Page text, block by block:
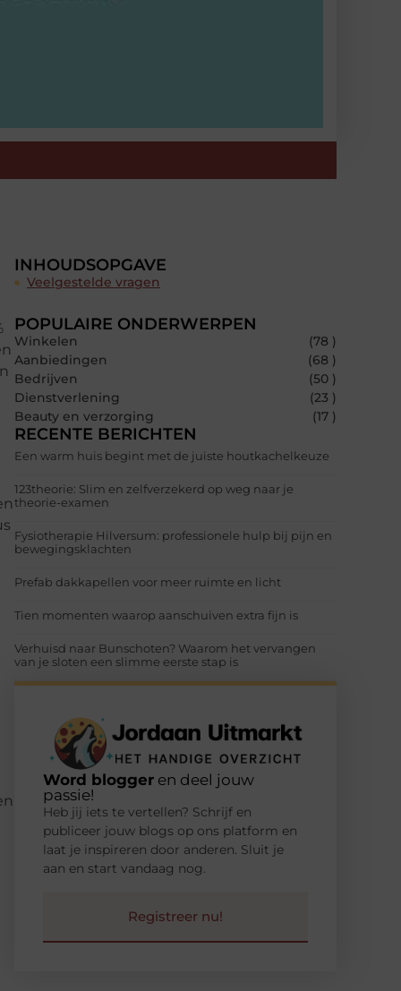
INHOUDSOPGAVE
Veelgestelde vragen
POPULAIRE ONDERWERPEN
Winkelen
(78 )
Aanbiedingen
(68 )
Bedrijven
(50 )
Dienstverlening
(23 )
Beauty en verzorging
(17 )
RECENTE BERICHTEN
Een warm huis begint met de juiste houtkachelkeuze
123theorie: Slim en zelfverzekerd op weg naar je
theorie-examen
Fysiotherapie Hilversum: professionele hulp bij pijn en
bewegingsklachten
Prefab dakkapellen voor meer ruimte en licht
Tien momenten waarop aanschuiven extra fijn is
Verhuisd naar Bunschoten? Waarom het vervangen
van je sloten een slimme eerste stap is
Word blogger en deel jouw
passie!
Heb jij iets te vertellen? Schrijf en
publiceer jouw blogs op ons platform en
laat je inspireren door anderen. Sluit je
aan en start vandaag nog.
Registreer nu!